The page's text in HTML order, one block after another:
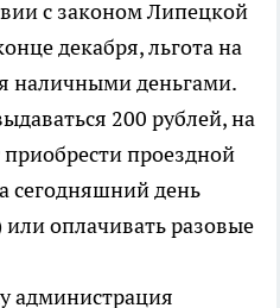
с законом Липецкой
декабря, льгота на
наличными деньгами.
200 рублей, на
проездной
сегодняшний день
или оплачивать разовые
администрация